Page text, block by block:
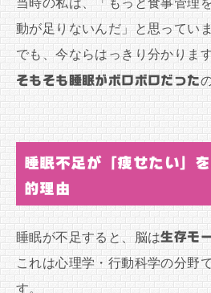
当時の私は、「もっと食事管理
動が足りないんだ」と思っていま
でも、今ならはっきり分かります
そもそも睡眠がボロボロだった
睡眠不足が「痩せたい」
的理由
睡眠が不足すると、脳は生存モ
これは心理学・行動科学の分野
す。